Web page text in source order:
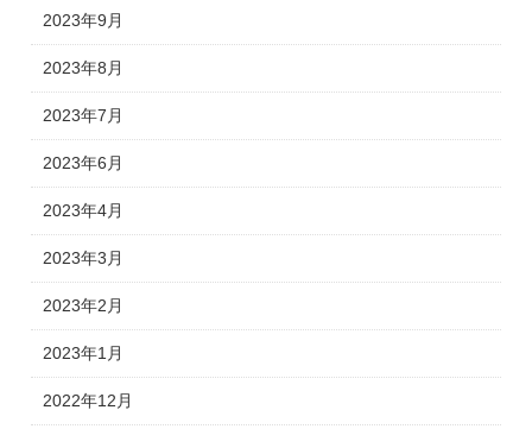
2023年9月
2023年8月
2023年7月
2023年6月
2023年4月
2023年3月
2023年2月
2023年1月
2022年12月